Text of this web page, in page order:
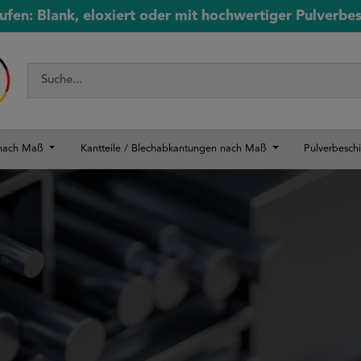
Blank, eloxiert oder mit hochwertiger
Maß Kantteile / Blechabkantungen nach Maß